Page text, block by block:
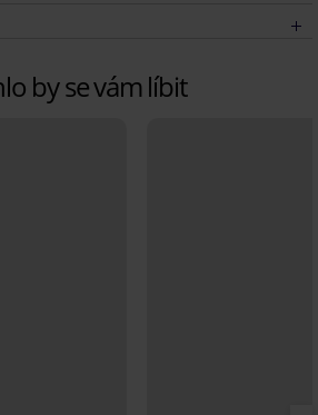
by se vám líbit